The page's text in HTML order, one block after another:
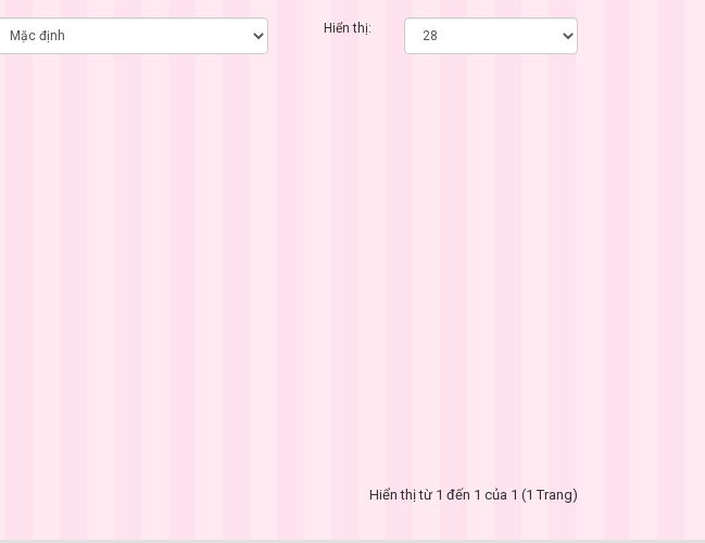
Hiển thị:
Hiển thị từ 1 đến 1 của 1 (1 Trang)